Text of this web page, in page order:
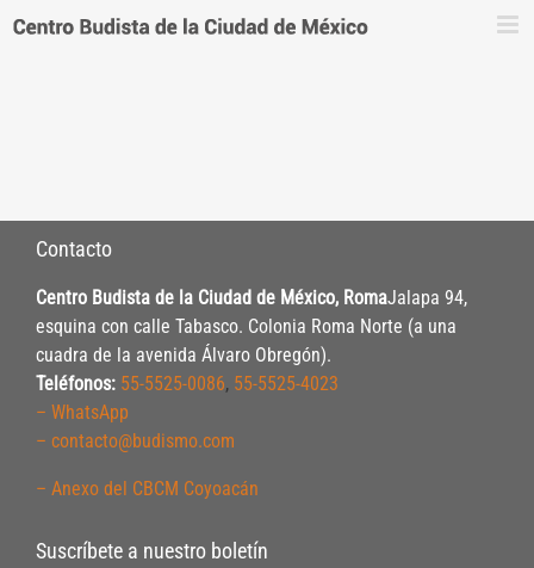
Contacto
Centro Budista de la Ciudad de México, RomaJalapa 94,
esquina con calle Tabasco. Colonia Roma Norte (a una
cuadra de la avenida Álvaro Obregón).
Teléfonos: 55-5525-0086, 55-5525-4023
– WhatsApp
– contacto@budismo.com
– Anexo del CBCM Coyoacán
Suscríbete a nuestro boletín